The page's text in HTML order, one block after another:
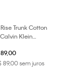
Trunk Cotton
Klein
89,00
89,00sem juros